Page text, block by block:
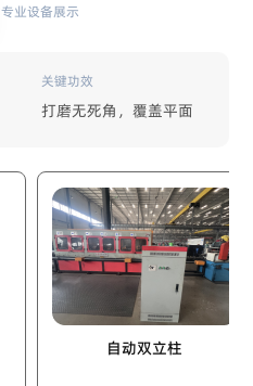
专业设备展示
关键功效
打磨无死角，覆盖平面
自动双立柱